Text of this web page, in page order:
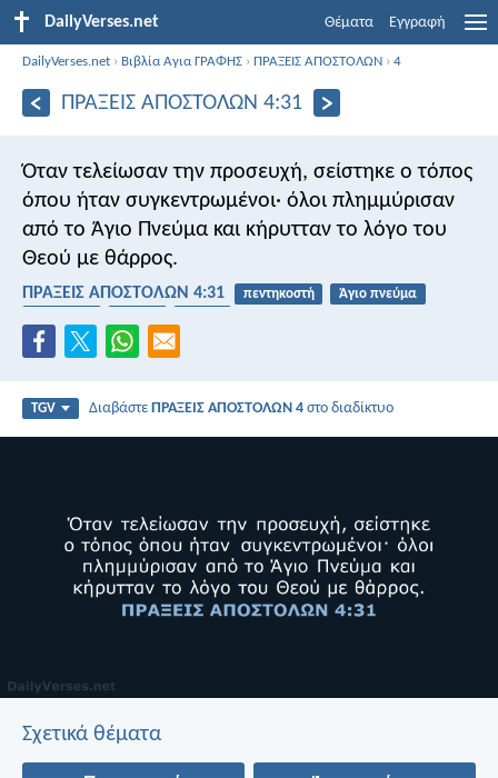
DailyVerses.net Θέματα Εγγραφή
DailyVerses.net › Βιβλία Αγια ΓΡΑΦΗΣ › ΠΡΑΞΕΙΣ ΑΠΟΣΤΟΛΩΝ ›4
ΠΡΑΞΕΙΣ ΑΠΟΣΤΟΛΩΝ 4:31
Όταν τελείωσαν την προσευχή, σείστηκε ο τόπος
όπου ήταν συγκεντρωμένοι· όλοι πλημμύρισαν
από το Άγιο Πνεύμα και κήρυτταν το λόγο του
Θεού με θάρρος.
ΠΡΑΞΕΙΣ ΑΠΟΣΤΟΛΩΝ 4:31 πεντηκοστή
Άγιο πνεύμα
TGV ΔιαβάστεΠΡΑΞΕΙΣ ΑΠΟΣΤΟΛΩΝ 4 στο διαδίκτυο
Σχετικά θέματα